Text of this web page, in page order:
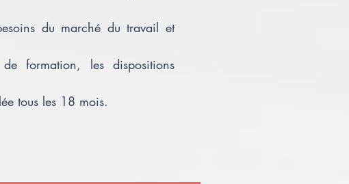
du marché du travail et
formation, les dispositions
tous les 18 mois.